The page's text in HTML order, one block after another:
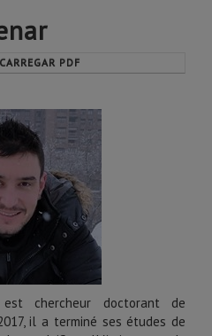
PDF
est chercheur doctorant de
il a terminé ses études de